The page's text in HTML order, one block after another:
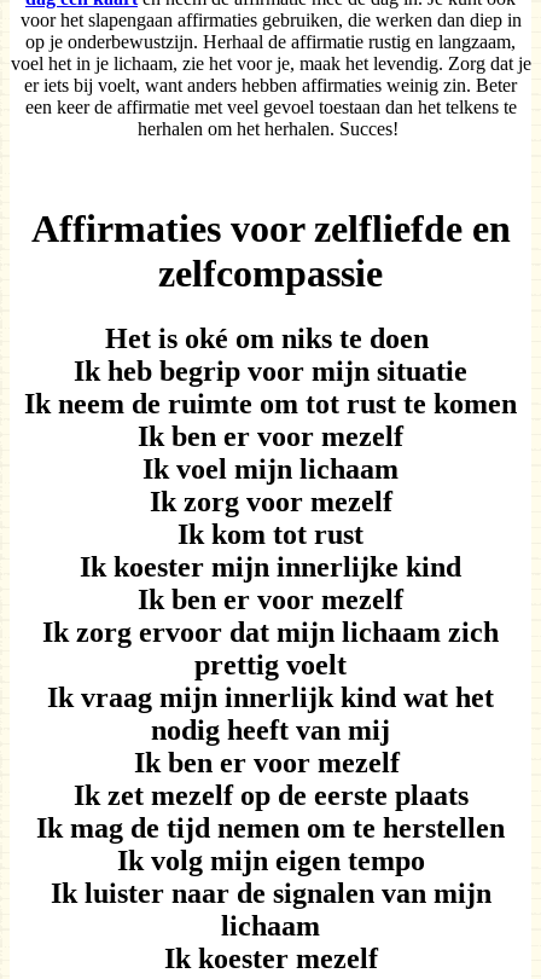
voor het slapengaan affirmaties gebruiken, die werken dan diep in
op je onderbewustzijn. Herhaal de affirmatie rustig en langzaam,
voel het in je lichaam, zie het voor je, maak het levendig. Zorg dat je
er iets bij voelt, want anders hebben affirmaties weinig zin. Beter
een keer de affirmatie met veel gevoel toestaan dan het telkens te
herhalen om het herhalen. Succes!
Affirmaties voor zelfliefde en
zelfcompassie
Het is oké om niks te doen
Ik heb begrip voor mijn situatie
Ik neem de ruimte om tot rust te komen
Ik ben er voor mezelf
Ik voel mijn lichaam
Ik zorg voor mezelf
Ik kom tot rust
Ik koester mijn innerlijke kind
Ik ben er voor mezelf
Ik zorg ervoor dat mijn lichaam zich
prettig voelt
Ik vraag mijn innerlijk kind wat het
nodig heeft van mij
Ik ben er voor mezelf
Ik zet mezelf op de eerste plaats
Ik mag de tijd nemen om te herstellen
Ik volg mijn eigen tempo
Ik luister naar de signalen van mijn
lichaam
Ik koester mezelf